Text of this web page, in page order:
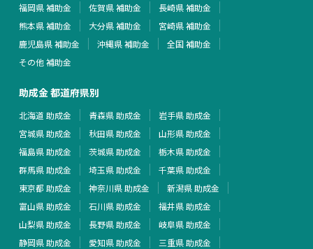
福岡県 補助金
佐賀県 補助金
長崎県 補助金
熊本県 補助金
大分県 補助金
宮崎県 補助金
鹿児島県 補助金
沖縄県 補助金
全国 補助金
その他 補助金
助成金 都道府県別
北海道 助成金 青森県 助成金
岩手県 助成金
宮城県 助成金
秋田県 助成金
山形県 助成金
福島県 助成金
茨城県 助成金
栃木県 助成金
群馬県 助成金
埼玉県 助成金
千葉県 助成金
東京都 助成金
神奈川県 助成金
新潟県 助成金
富山県 助成金
石川県 助成金
福井県 助成金
山梨県 助成金
長野県 助成金
岐阜県 助成金
静岡県 助成金
愛知県 助成金
三重県 助成金